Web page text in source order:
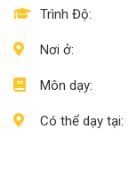
Trình Độ:
Nơi ở:
Môn dạy:
Có thể dạy tại: